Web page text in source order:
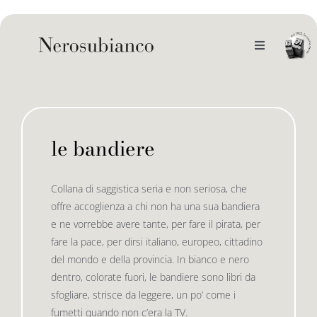
to
Toggle
il catalogo
le bandiere le bandiere in verticale
le drizze
e-book
le bandiere
Collana di saggistica seria e non seriosa, che
offre accoglienza a chi non ha una sua bandiera
e ne vorrebbe avere tante, per fare il pirata, per
fare la pace, per dirsi italiano, europeo, cittadino
del mondo e della provincia. In bianco e nero
dentro, colorate fuori, le bandiere sono libri da
sfogliare, strisce da leggere, un po’ come i
fumetti quando non c’era la TV.